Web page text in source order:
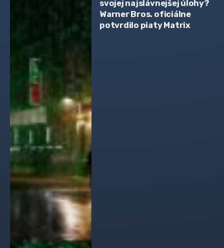
svojej najslávnejšej úlohy?
Warner Bros. oficiálne
potvrdilo piaty Matrix